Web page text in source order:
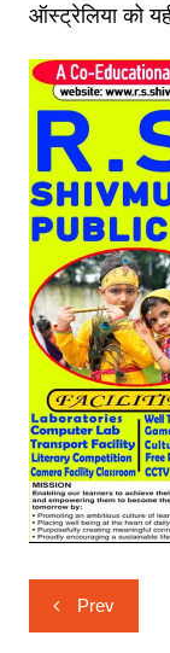
ऑस्ट्रेलिया को
Post
navigation
Prev